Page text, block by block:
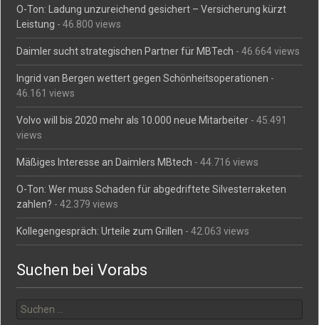
O-Ton: Ladung unzureichend gesichert – Versicherung kürzt
Leistung - 46.800 views
Daimler sucht strategischen Partner für MBTech - 46.664 views
Ingrid van Bergen wettert gegen Schönheitsoperationen -
46.161 views
Volvo will bis 2020 mehr als 10.000 neue Mitarbeiter - 45.491
views
Mäßiges Interesse an Daimlers MBtech - 44.716 views
O-Ton: Wer muss Schaden für abgedriftete Silvesterraketen
zahlen? - 42.379 views
Kollegengespräch: Urteile zum Grillen - 42.063 views
Suchen bei Vorabs
nach: